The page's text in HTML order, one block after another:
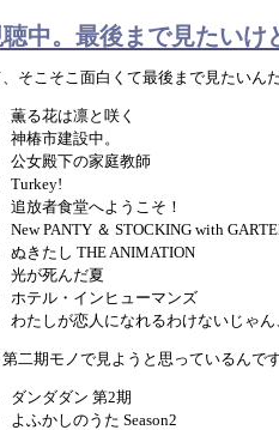
中。最後まで見たいけ
、そこそこ面白くて最後まで見たいん
薫る花は凛と咲く
神椿市建設中。
公女殿下の家庭教師
Turkey!
追放者食堂へようこそ！
New PANTY ＆ STOCKING with
ぬきたし THE ANIMATION
光が死んだ夏
ホテル・インヒューマンズ
わたしが恋人になれるわけないじゃ
第二期モノで見ようと思っているんで
ダンダダン 第2期
よふかしのうた Season2